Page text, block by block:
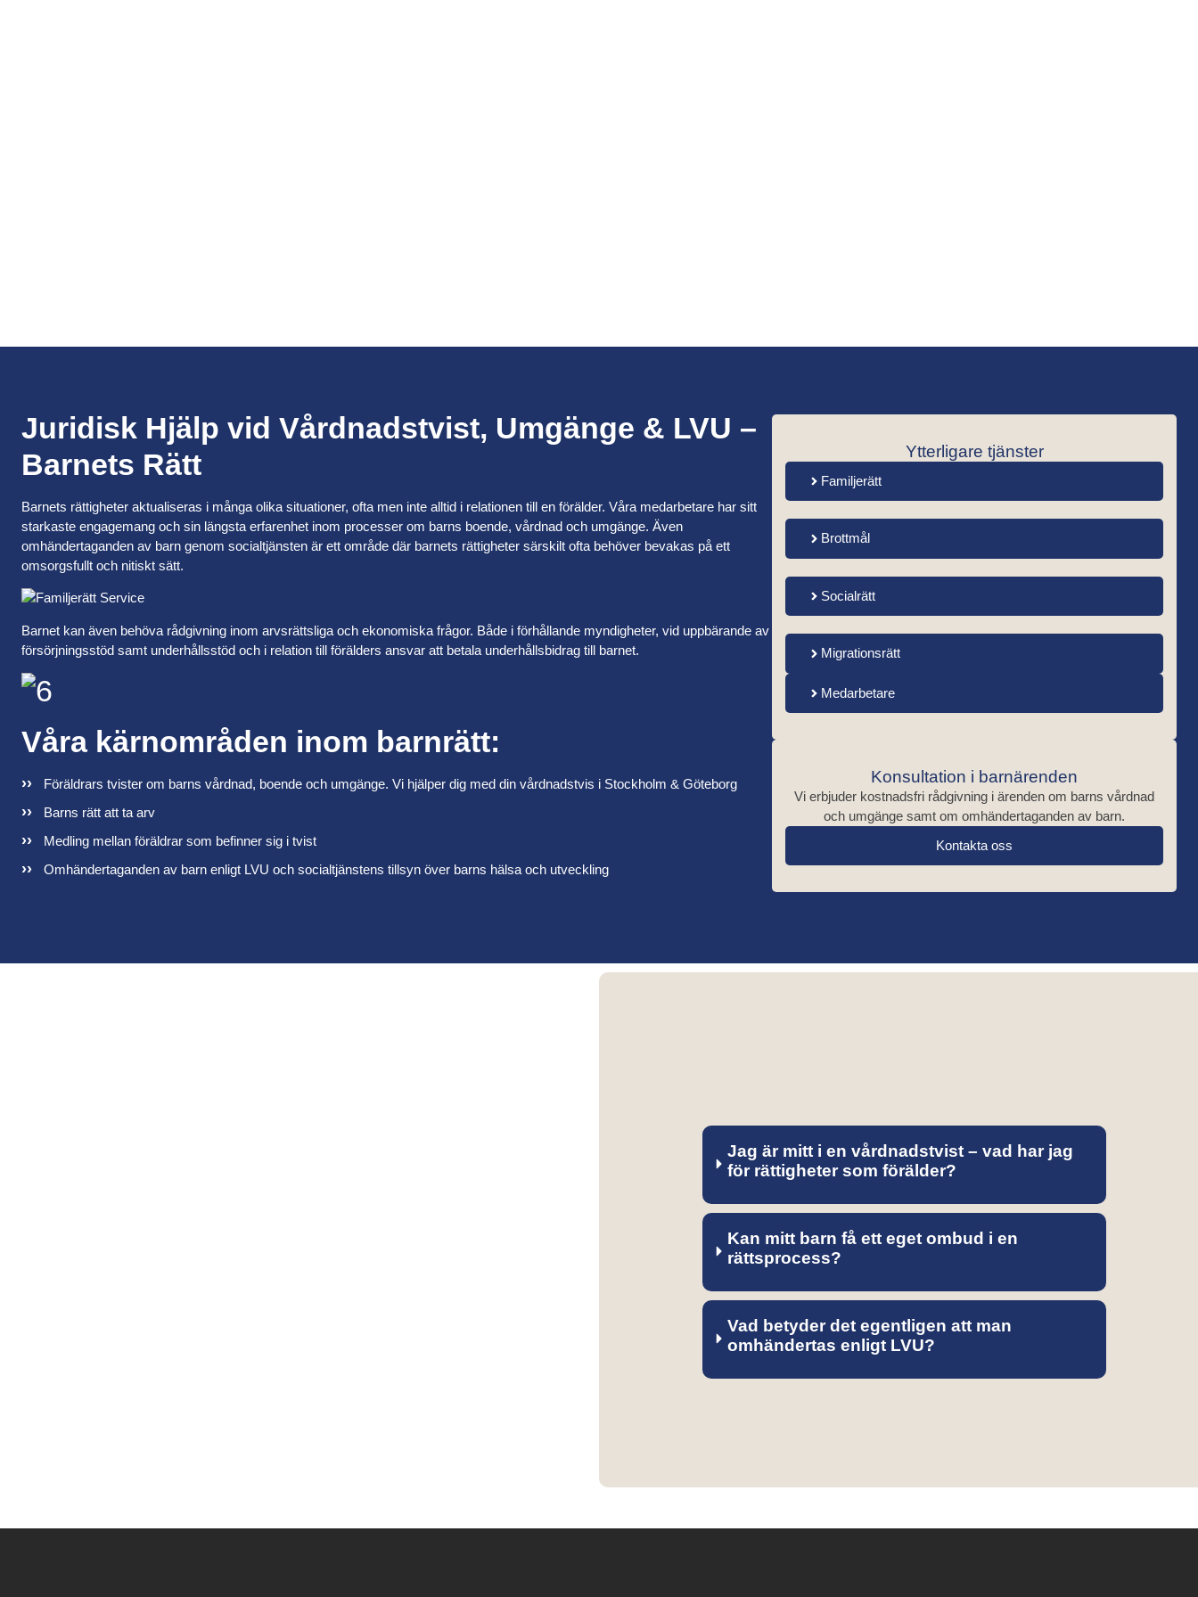
Juridisk Hjälp vid Vårdnadstvist, Umgänge & LVU –
Barnets Rätt
Barnets rättigheter aktualiseras i många olika situationer, ofta men inte alltid i relationen till en förälder. Våra medarbetare har sitt
starkaste engagemang och sin längsta erfarenhet inom processer om barns boende, vårdnad och umgänge. Även
omhändertaganden av barn genom socialtjänsten är ett område där barnets rättigheter särskilt ofta behöver bevakas på ett
omsorgsfullt och nitiskt sätt.
Barnet kan även behöva rådgivning inom arvsrättsliga och ekonomiska frågor. Både i förhållande myndigheter, vid uppbärande av
försörjningsstöd samt underhållsstöd och i relation till förälders ansvar att betala underhållsbidrag till barnet.
Våra kärnområden inom barnrätt:
Föräldrars tvister om barns vårdnad, boende och umgänge. Vi hjälper dig med din vårdnadstvis i Stockholm & Göteborg
Barns rätt att ta arv
Medling mellan föräldrar som befinner sig i tvist
Omhändertaganden av barn enligt LVU och socialtjänstens tillsyn över barns hälsa och utveckling
Ytterligare tjänster
Familjerätt
Brottmål
Socialrätt
Migrationsrätt
Medarbetare
Konsultation i barnärenden
Vi erbjuder kostnadsfri rådgivning i ärenden om barns vårdnad
och umgänge samt om omhändertaganden av barn.
Kontakta oss
Jag är mitt i en vårdnadstvist – vad har jag
för rättigheter som förälder?
Kan mitt barn få ett eget ombud i en
rättsprocess?
Vad betyder det egentligen att man
omhändertas enligt LVU?